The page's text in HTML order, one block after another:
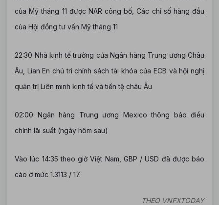
của Mỹ tháng 11 được NAR công bố, Các chỉ số hàng đầu
của Hội đồng tư vấn Mỹ tháng 11
22:30 Nhà kinh tế trưởng của Ngân hàng Trung ương Châu
Âu, Lian En chủ trì chính sách tài khóa của ECB và hội nghị
quản trị Liên minh kinh tế và tiền tệ châu Âu
02:00 Ngân hàng Trung ương Mexico thông báo điều
chỉnh lãi suất (ngày hôm sau)
Vào lúc 14:35 theo giờ Việt Nam, GBP / USD đã được báo
cáo ở mức 1.3113 / 17.
THEO VNFXTODAY